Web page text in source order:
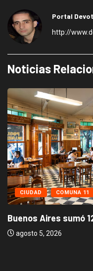
Portal
http://
Noticias
CIUDAD COMUNA 11
Buenos Aires sumó
agosto 5, 2026